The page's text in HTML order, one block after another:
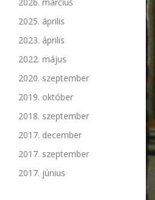
2025. április
2023. április
2022. május
2020. szeptember
2019. október
2018. szeptember
2017. december
2017. szeptember
2017. június